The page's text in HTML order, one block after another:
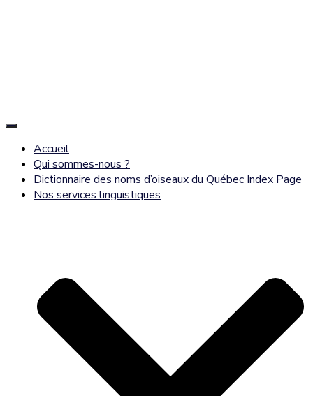
Déplier
navigationAccueil
Qui sommes-nous ?
Dictionnaire des noms d’oiseaux du Québec Index Page
Nos services linguistiques